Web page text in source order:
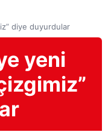
diye duyurdular
yeni